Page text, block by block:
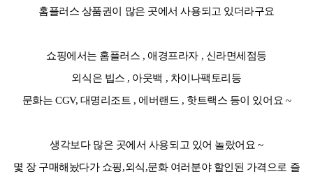
홈플러스 상품권이 많은 곳에서 사용되고 있더라구요
쇼핑에서는 홈플러스 , 애경프라자 , 신라면세점등
외식은 빕스 , 아웃백 , 차이나팩토리등
문화는 CGV, 대명리조트 , 에버랜드 , 핫트랙스 등이 있어요 ~
생각보다 많은 곳에서 사용되고 있어 놀랐어요 ~
몇 장 구매해놨다가 쇼핑,외식,문화 여러분야 할인된 가격으로 즐